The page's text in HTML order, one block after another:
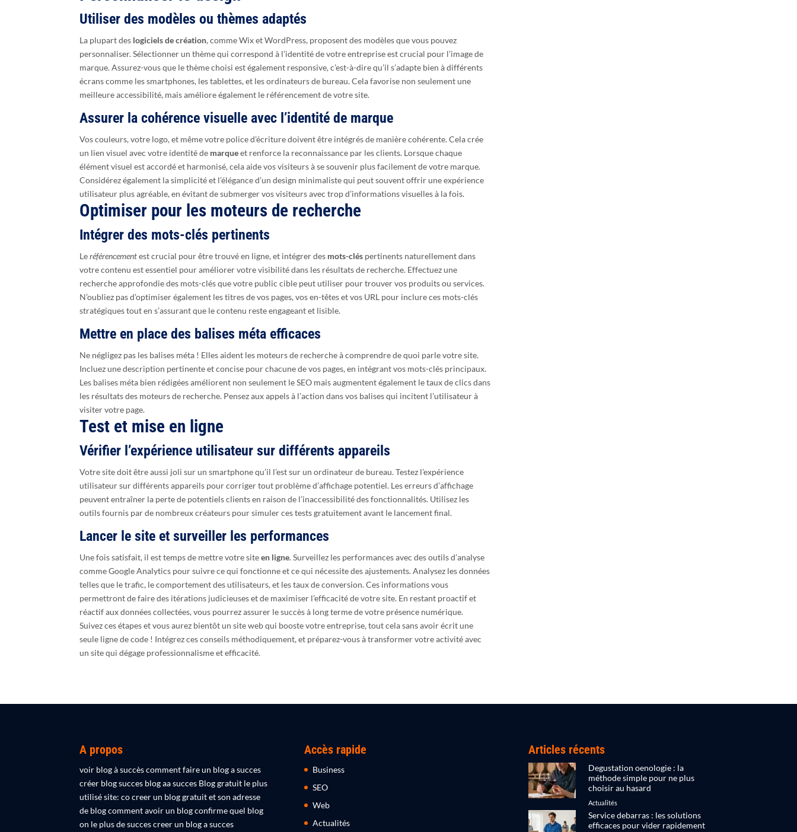
Utiliser des modèles ou thèmes adaptés
La plupart des logiciels de création, comme Wix et WordPress, proposent des modèles que vous pouvez
personnaliser. Sélectionner un thème qui correspond à l’identité de votre entreprise est crucial pour l’image de
marque. Assurez-vous que le thème choisi est également responsive, c’est-à-dire qu’il s’adapte bien à différents
écrans comme les smartphones, les tablettes, et les ordinateurs de bureau. Cela favorise non seulement une
meilleure accessibilité, mais améliore également le référencement de votre site.
Assurer la cohérence visuelle avec l’identité de marque
Vos couleurs, votre logo, et même votre police d’écriture doivent être intégrés de manière cohérente. Cela crée
un lien visuel avec votre identité de marqueet renforce la reconnaissance par les clients. Lorsque chaque
élément visuel est accordé et harmonisé, cela aide vos visiteurs à se souvenir plus facilement de votre marque.
Considérez également la simplicité et l’élégance d’un design minimaliste qui peut souvent offrir une expérience
utilisateur plus agréable, en évitant de submerger vos visiteurs avec trop d’informations visuelles à la fois.
Optimiser pour les moteurs de recherche
Intégrer des mots-clés pertinents
Leréférencementest crucial pour être trouvé en ligne, et intégrer des mots-clés pertinents naturellement dans
votre contenu est essentiel pour améliorer votre visibilité dans les résultats de recherche. Effectuez une
recherche approfondie des mots-clés que votre public cible peut utiliser pour trouver vos produits ou services.
N’oubliez pas d’optimiser également les titres de vos pages, vos en-têtes et vos URL pour inclure ces mots-clés
stratégiques tout en s’assurant que le contenu reste engageant et lisible.
Mettre en place des balises méta efficaces
Ne négligez pas les balises méta ! Elles aident les moteurs de recherche à comprendre de quoi parle votre site.
Incluez une description pertinente et concise pour chacune de vos pages, en intégrant vos mots-clés principaux.
Les balises méta bien rédigées améliorent non seulement le SEO mais augmentent également le taux de clics dans
les résultats des moteurs de recherche. Pensez aux appels à l’action dans vos balises qui incitent l’utilisateur à
visiter votre page.
Test et mise en ligne
Vérifier l’expérience utilisateur sur différents appareils
Votre site doit être aussi joli sur un smartphone qu’il l’est sur un ordinateur de bureau. Testez l’expérience
utilisateur sur différents appareils pour corriger tout problème d’affichage potentiel. Les erreurs d’affichage
peuvent entraîner la perte de potentiels clients en raison de l’inaccessibilité des fonctionnalités. Utilisez les
outils fournis par de nombreux créateurs pour simuler ces tests gratuitement avant le lancement final.
Lancer le site et surveiller les performances
Une fois satisfait, il est temps de mettre votre siteen ligne. Surveillez les performances avec des outils d’analyse
comme Google Analytics pour suivre ce qui fonctionne et ce qui nécessite des ajustements. Analysez les données
telles que le trafic, le comportement des utilisateurs, et les taux de conversion. Ces informations vous
permettront de faire des itérations judicieuses et de maximiser l’efficacité de votre site. En restant proactif et
réactif aux données collectées, vous pourrez assurer le succès à long terme de votre présence numérique.
Suivez ces étapes et vous aurez bientôt un site web qui booste votre entreprise, tout cela sans avoir écrit une
seule ligne de code ! Intégrez ces conseils méthodiquement, et préparez-vous à transformer votre activité avec
un site qui dégage professionnalisme et efficacité.
A propos
voir blog à succès comment faire un blog a succes
créer blog succes blog aa succes Blog gratuit le plus
utilisé site: co creer un blog gratuit et son adresse
de blog comment avoir un blog confirme quel blog
on le plus de succes creer un blog a succes
Accès rapide
Business
SEO
Web
Actualités
Articles récents
Degustation oenologie : la
méthode simple pour ne plus
choisir au hasard
Actualités
Service debarras : les solutions
efficaces pour vider rapidement